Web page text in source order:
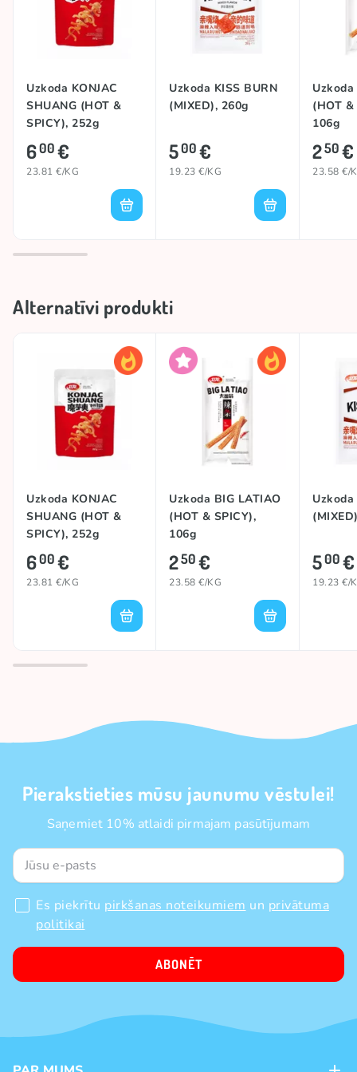
Izcelsmes valsts Ķīna
Zīmols WEILONG
Uzkoda KONJAC
SHUANG (HOT &
SPICY), 252g
600€
23.81 €/KG
Uzkoda KISS BURN
(MIXED), 260g
500€
19.23 €/KG
(HOT &
106g
250€
23.58 €/
Alternatīvi produkti
Uzkoda KONJAC
SHUANG (HOT &
SPICY), 252g
600€
23.81 €/KG
Uzkoda BIG LATIAO
(HOT & SPICY),
106g
250€
23.58 €/KG
Uzkoda
500€
19.23 €/
Pierakstieties mūsu jaunumu vēstulei!
Saņemiet 10% atlaidi pirmajam pasūtījumam
Es piekrītu pirkšanas noteikumiem un privātuma
politikai
ABONĒT